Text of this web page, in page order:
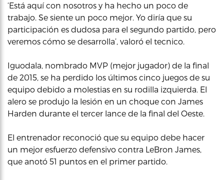
‘Está aquí con nosotros y ha hecho un poco de
trabajo. Se siente un poco mejor. Yo diría que su
participación es dudosa para el segundo partido, pero
veremos cómo se desarrolla’, valoró el tecnico.
Iguodala, nombrado MVP (mejor jugador) de la final
de 2015, se ha perdido los últimos cinco juegos de su
equipo debido a molestias en su rodilla izquierda. El
alero se produjo la lesión en un choque con James
Harden durante el tercer lance de la final del Oeste.
El entrenador reconoció que su equipo debe hacer
un mejor esfuerzo defensivo contra LeBron James,
que anotó 51 puntos en el primer partido.